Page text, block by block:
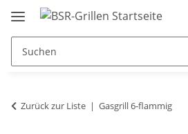
Zurück zur Liste Gasgrill 6-flammig